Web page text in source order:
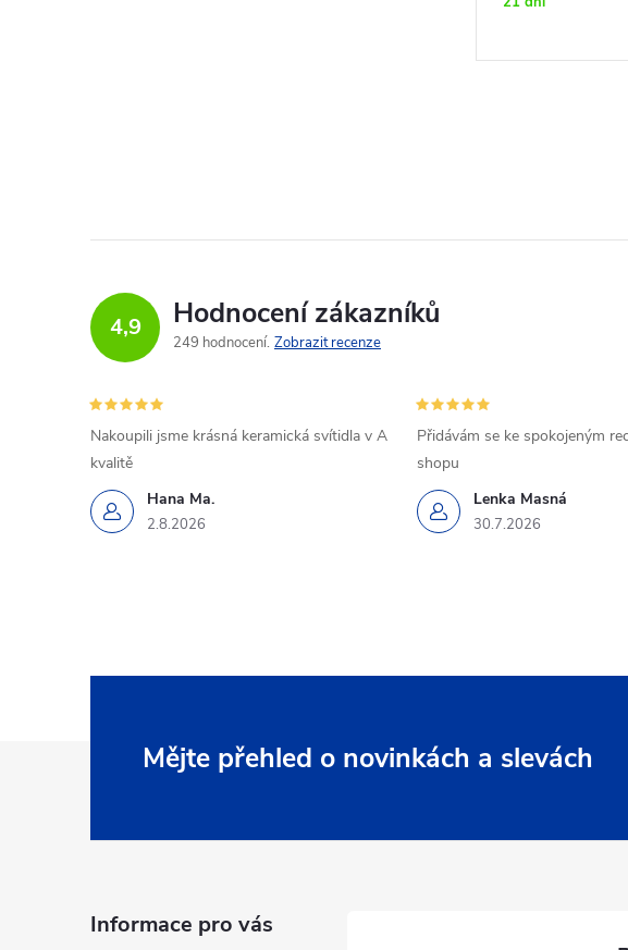
4,9 Hodnocení zákazníků
249 hodnocení Zobrazit recenze
Hana Ma.
2.8.2026
Nakoupili jsme krásná keramická svítidla v A
kvalitě
Lenka Masná
30.7.2026
Přidávám se ke spokojeným
shopu
Mějte přehled o novinkách a slevách
Informace pro vás